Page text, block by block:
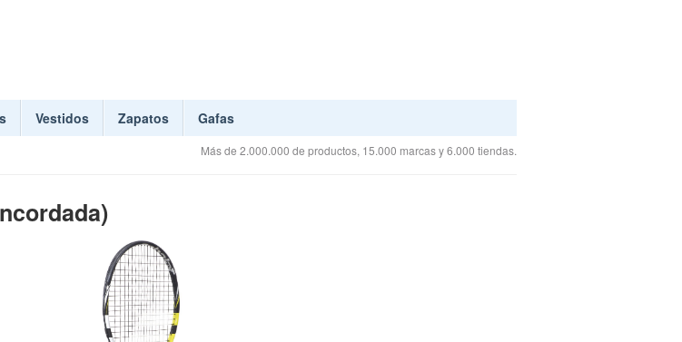
Vestidos Zapatos Gafas
Más de 2.000.000 de productos, 15.000 marcas y 6.000 tiendas.